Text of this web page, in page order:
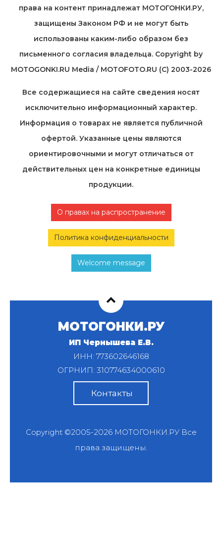
права на контент принадлежат МОТОГОНКИ.РУ,
защищены Законом РФ и не могут быть
использованы каким-либо образом без
письменного согласия владельца. Copyright by
MOTOGONKI.RU Media / MOTOFOTO.RU (C) 2003-2026
Все содержащиеся на cайте сведения носят
исключительно информационный характер.
Информация о товарах не является публичной
офертой. Указанные цены являются
ориентировочными и могут отличаться от
действительных цен на конкретные единицы
продукции.
О правах на распространение
Политика конфиденциальности
Welcome message
МОТОГОНКИ.РУ
ИП Чернышева Е.В.
ИНН: 773602646168
ОГРНИП: 310774634000610
Контакты
Copyright ©2005-2026 МОТОГОНКИ.РУВсе
права защищены.